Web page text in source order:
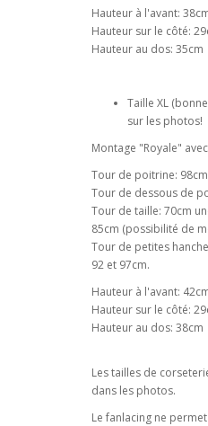
Hauteur à l'avant:
Hauteur sur le côté:
Hauteur au dos: 35cm
Taille XL
sur les photos!
Montage "Royale"
Tour de poitrine:
Tour de dessous de
Tour de taille: 70cm
85cm (possibilité de
Tour de petites
92 et 97cm.
Hauteur à l'avant:
Hauteur sur le côté:
Hauteur au dos: 38cm
Les tailles de
dans les photos.
Le fanlacing ne